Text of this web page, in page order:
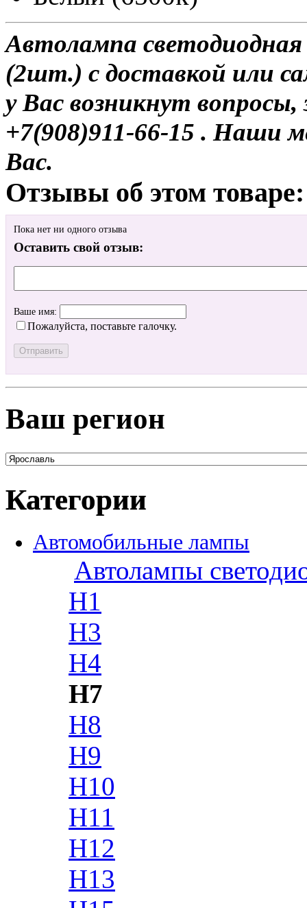
Автолампа
(2шт.) с доставкой или
у Вас возникнут
+7(908)911-66-15 . Наши
Вас.
Отзывы об этом товаре:
Пока нет ни одного отзыва
Оставить свой отзыв:
Ваше имя:
Пожалуйста, поставьте галочку.
Ваш регион
Категории
Автомобильные лампы
Автолампы
H1
H3
H4
H7
H8
H9
H10
H11
H12
H13